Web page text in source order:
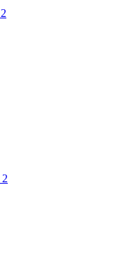
2
2